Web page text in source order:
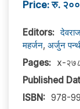
Price: रु. २००
Editors:
महर्जन, अर्जुन
Pages: x-२७८
Published
ISBN: 978-